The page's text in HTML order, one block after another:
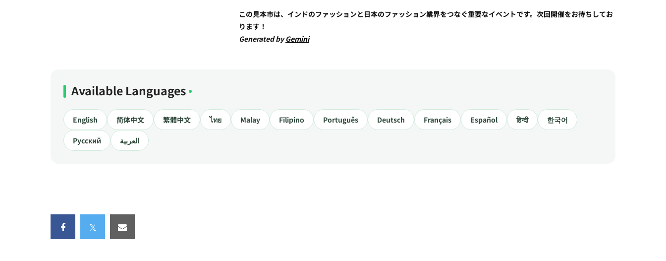
この見本市は、インドのファッションと日本のファッション業界をつなぐ重要なイベントです。次回開催をお待ちしてお
ります！
Generated byGemini
Available Languages
English 简体中文 繁體中文 ไทย Malay Filipino Português Deutsch Français Español हिन्दी 한국어
Русский العربية